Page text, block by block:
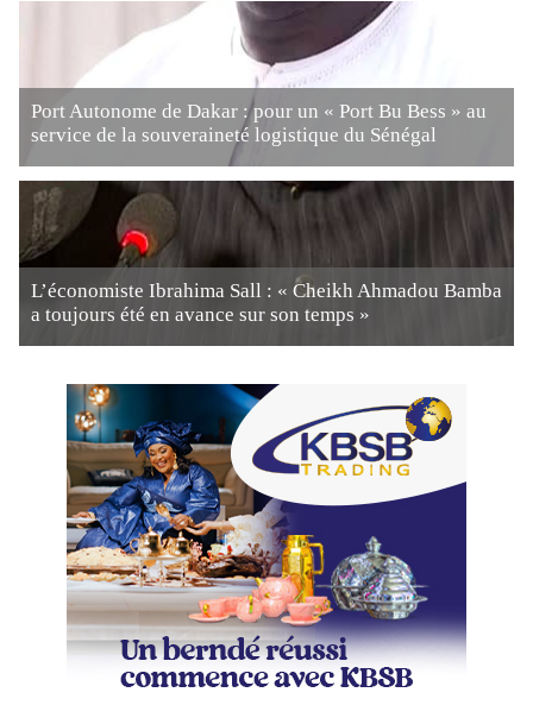
Port Autonome de Dakar : pour un « Port Bu Bess » au
service de la souveraineté logistique du Sénégal
L’économiste Ibrahima Sall : « Cheikh Ahmadou Bamba
a toujours été en avance sur son temps »